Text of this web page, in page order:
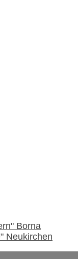
Borna
Neukirchen